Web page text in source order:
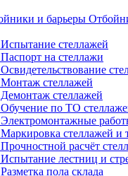
Испытание стеллажей
Паспорт на стеллажи
Освидетельствование
Монтаж стеллажей
Демонтаж стеллажей
Обучение по ТО
Электромонтажные
Маркировка стеллажей и
Прочностной расчёт
Испытание лестниц и
Разметка пола склада